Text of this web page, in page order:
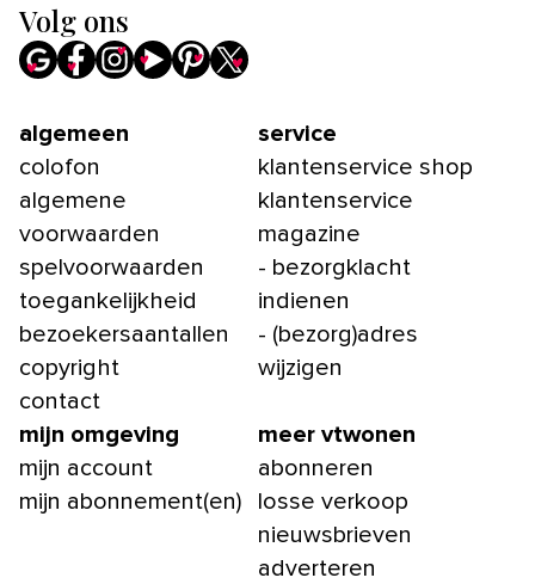
Volg ons
algemeen
colofon
algemene
voorwaarden
spelvoorwaarden
toegankelijkheid
bezoekersaantallen
copyright
contact
service
klantenservice shop
klantenservice
magazine
- bezorgklacht
indienen
- (bezorg)adres
wijzigen
mijn omgeving
mijn account
mijn abonnement(en)
meer vtwonen
abonneren
losse verkoop
nieuwsbrieven
adverteren